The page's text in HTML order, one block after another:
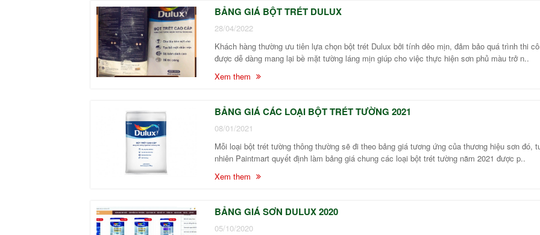
BẢNG GIÁ BỘT TRÉT DULUX
28/04/2022
Khách hàng thường ưu tiên lựa chọn bột trét Dulux bởi tính dẻo mịn, đảm bảo quá trình thi
được dễ dàng mang lại bề mặt tường láng mịn giúp cho việc thực hiện sơn phủ màu trở n..
Xem them
BẢNG GIÁ CÁC LOẠI BỘT TRÉT TƯỜNG 2021
08/01/2021
Mỗi loại bột trét tường thông thường sẽ đi theo bảng giá tương ứng của thương hiệu sơn đó,
nhiên Paintmart quyết định làm bảng giá chung các loại bột trét tường năm 2021 được p..
Xem them
BẢNG GIÁ SƠN DULUX 2020
05/10/2020